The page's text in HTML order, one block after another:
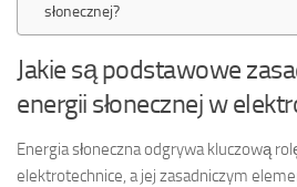
słonecznej?
Jakie są podstawowe
energii słonecznej w
Energia słoneczna odgrywa kluczową
elektrotechnice, a jej zasadniczym